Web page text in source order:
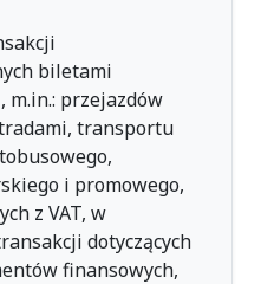
biletami
m.in.: przejazdów
transportu
i promowego,
z VAT, w
dotyczących
finansowych,